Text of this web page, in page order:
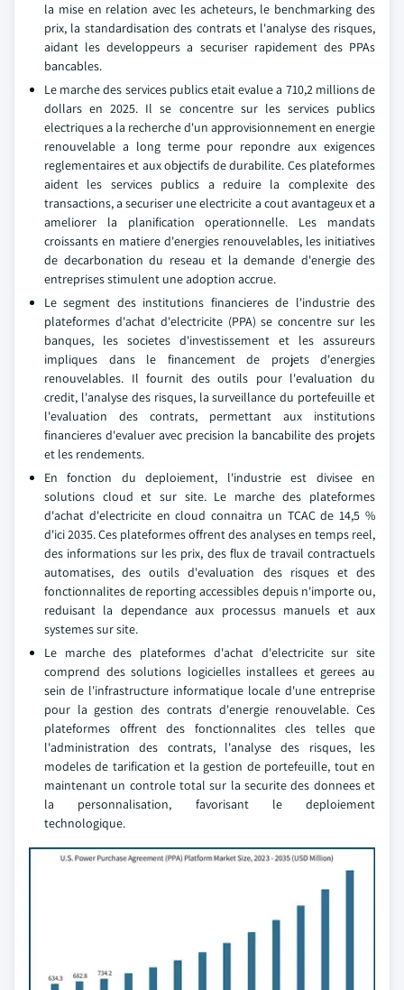
la mise en relation avec les acheteurs, le benchmarking des
prix, la standardisation des contrats et l'analyse des risques,
aidant les developpeurs a securiser rapidement des PPAs
bancables.
Le marche des services publics etait evalue a 710,2 millions de
dollars en 2025. Il se concentre sur les services publics
electriques a la recherche d'un approvisionnement en energie
renouvelable a long terme pour repondre aux exigences
reglementaires et aux objectifs de durabilite. Ces plateformes
aident les services publics a reduire la complexite des
transactions, a securiser une electricite a cout avantageux et a
ameliorer la planification operationnelle. Les mandats
croissants en matiere d'energies renouvelables, les initiatives
de decarbonation du reseau et la demande d'energie des
entreprises stimulent une adoption accrue.
Le segment des institutions financieres de l'industrie des
plateformes d'achat d'electricite (PPA) se concentre sur les
banques, les societes d'investissement et les assureurs
impliques dans le financement de projets d'energies
renouvelables. Il fournit des outils pour l'evaluation du
credit, l'analyse des risques, la surveillance du portefeuille et
l'evaluation des contrats, permettant aux institutions
financieres d'evaluer avec precision la bancabilite des projets
et les rendements.
En fonction du deploiement, l'industrie est divisee en
solutions cloud et sur site. Le marche des plateformes
d'achat d'electricite en cloud connaitra un TCAC de 14,5 %
d'ici 2035. Ces plateformes offrent des analyses en temps reel,
des informations sur les prix, des flux de travail contractuels
automatises, des outils d'evaluation des risques et des
fonctionnalites de reporting accessibles depuis n'importe ou,
reduisant la dependance aux processus manuels et aux
systemes sur site.
Le marche des plateformes d'achat d'electricite sur site
comprend des solutions logicielles installees et gerees au
sein de l'infrastructure informatique locale d'une entreprise
pour la gestion des contrats d'energie renouvelable. Ces
plateformes offrent des fonctionnalites cles telles que
l'administration des contrats, l'analyse des risques, les
modeles de tarification et la gestion de portefeuille, tout en
maintenant un controle total sur la securite des donnees et
la personnalisation, favorisant le deploiement
technologique.